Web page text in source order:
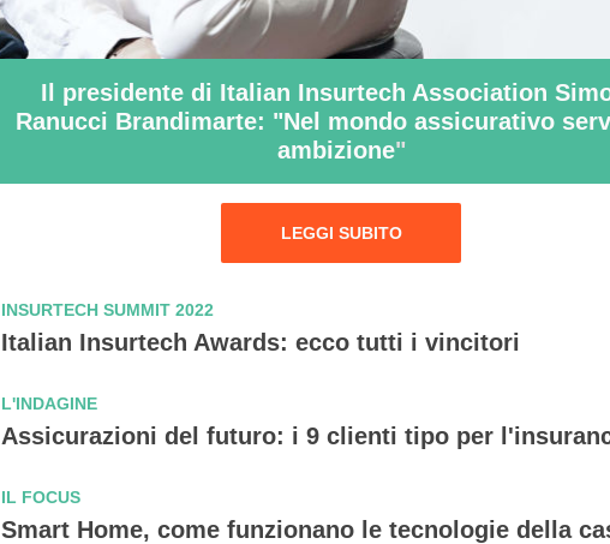
Il presidente di Italian Insurtech Association
Ranucci Brandimarte: "Nel mondo assicurativo
ambizione"
LEGGI SUBITO
INSURTECH SUMMIT 2022
Italian Insurtech Awards: ecco tutti i vincitori
L'INDAGINE
Assicurazioni del futuro: i 9 clienti tipo per
IL FOCUS
Smart Home, come funzionano le tecnologie della